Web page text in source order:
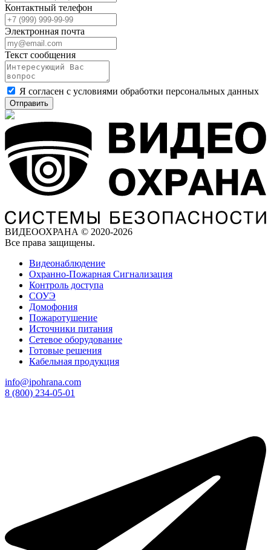
Контактный телефон
Электронная почта
Текст сообщения
Я согласен с условиями обработки персональных данных
Отправить
ВИДЕООХРАНА © 2020-2026
Все права защищены.
Видеонаблюдение
Охранно-Пожарная Сигнализация
Контроль доступа
СОУЭ
Домофония
Пожаротушение
Источники питания
Сетевое оборудование
Готовые решения
Кабельная продукция
info@ipohrana.com
8 (800) 234-05-01